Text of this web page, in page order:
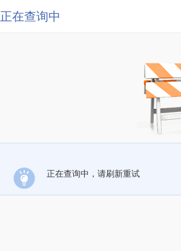
正在查询中
正在查询中，请刷新重试